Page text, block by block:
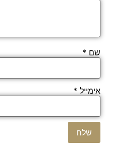
שם *
אימייל *